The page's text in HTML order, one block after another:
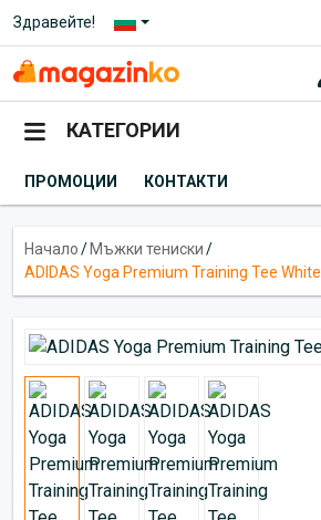
Здравейте!
КАТЕГОРИИ
ПРОМОЦИИ КОНТАКТИ
Начало/ Мъжки тениски/
ADIDAS Yoga Premium Training Tee White